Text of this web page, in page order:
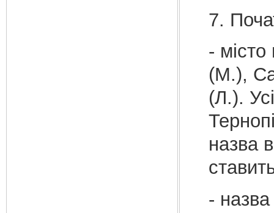
7.
-
(М.),
(Л.).
назва
-